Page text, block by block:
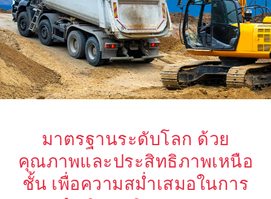
มาตรฐานระดับโลก ด้วย
คุณภาพและประสิทธิภาพเหนือ
ชั้น เพื่อความสม่ำเสมอในการ